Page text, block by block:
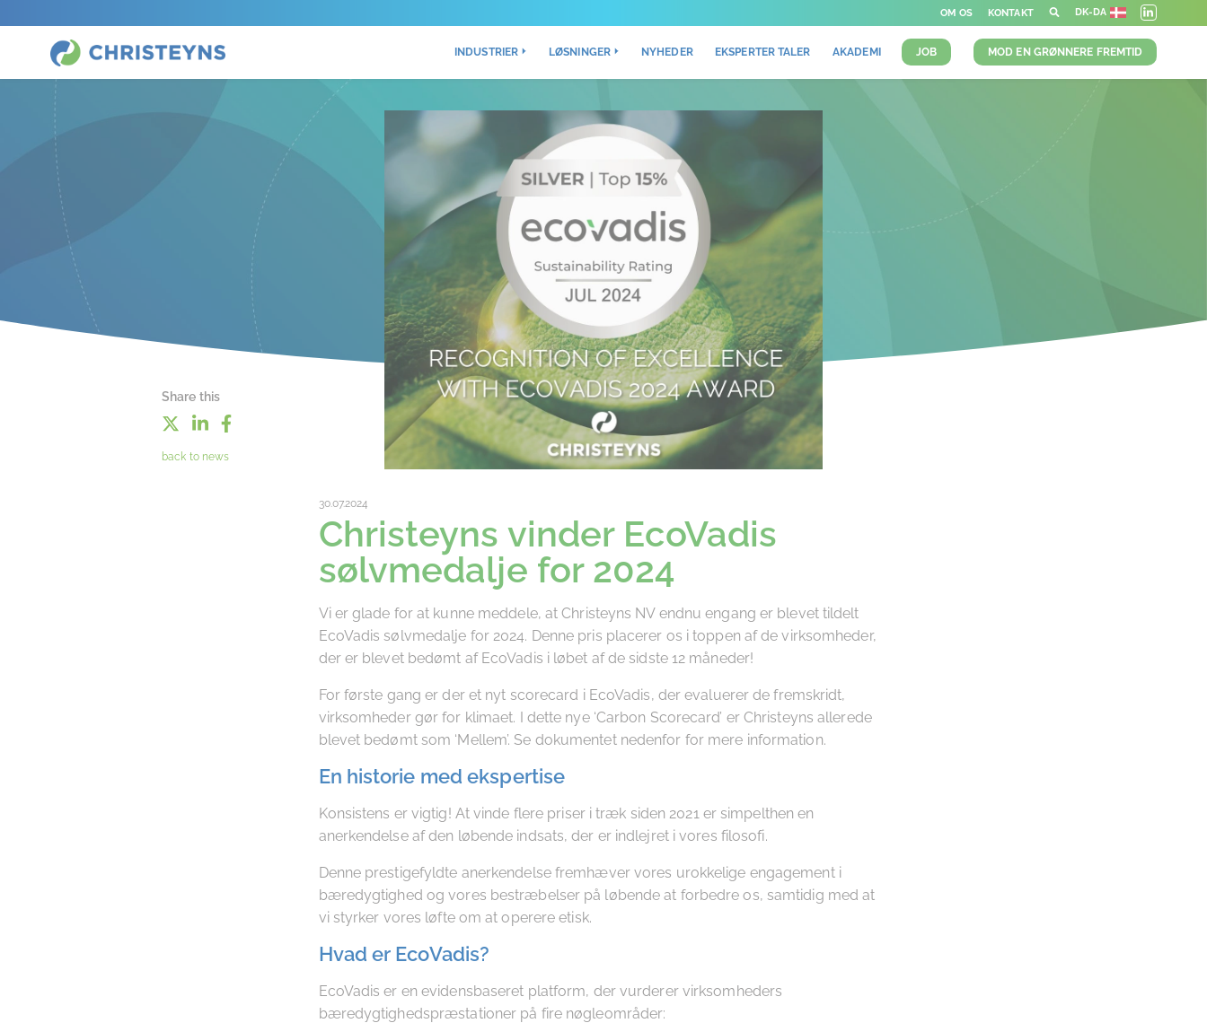
OM OS KONTAKT DK-DA
INDUSTRIER LØSNINGER NYHEDER EKSPERTER TALER AKADEMI JOB MOD EN GRØNNERE FREMTID
Share this
back to news
30.07.2024
Christeyns vinder EcoVadis
sølvmedalje for 2024
Vi er glade for at kunne meddele, at Christeyns NV endnu engang er blevet tildelt
EcoVadis sølvmedalje for 2024. Denne pris placerer os i toppen af ​​de virksomheder,
der er blevet bedømt af EcoVadis i løbet af de sidste 12 måneder!
For første gang er der et nyt scorecard i EcoVadis, der evaluerer de fremskridt,
virksomheder gør for klimaet. I dette nye ‘Carbon Scorecard’ er Christeyns allerede
blevet bedømt som ‘Mellem’. Se dokumentet nedenfor for mere information.
En historie med ekspertise
Konsistens er vigtig! At vinde flere priser i træk siden 2021 er simpelthen en
anerkendelse af den løbende indsats, der er indlejret i vores filosofi.
Denne prestigefyldte anerkendelse fremhæver vores urokkelige engagement i
bæredygtighed og vores bestræbelser på løbende at forbedre os, samtidig med at
vi styrker vores løfte om at operere etisk.
Hvad er EcoVadis?
EcoVadis er en evidensbaseret platform, der vurderer virksomheders
bæredygtighedspræstationer på fire nøgleområder: